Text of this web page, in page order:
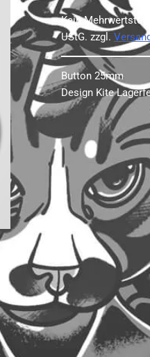
Kein
UStG. zzgl.
Button 25mm
Design Kite